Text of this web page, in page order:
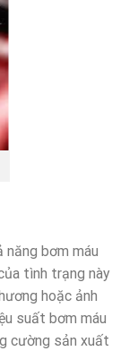
bơm máu
tình trạng này
hoặc ảnh
suất bơm máu
cường sản xuất